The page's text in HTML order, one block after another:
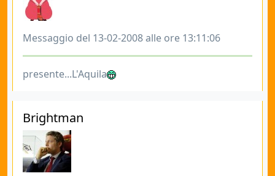
Messaggio del 13-02-2008 alle ore 13:11:06
presente...L'Aquila
Brightman